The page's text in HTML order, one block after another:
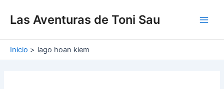
Las Aventuras de Toni Sau
Inicio lago hoan kiem